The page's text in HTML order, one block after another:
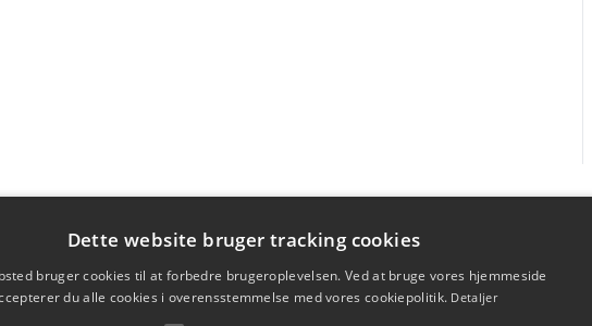
Dette website bruger tracking cookies
bruger cookies til at forbedre brugeroplevelsen. Ved at bruge vores hjemmeside
du alle cookies i overensstemmelse med vores cookiepolitik. Detaljer